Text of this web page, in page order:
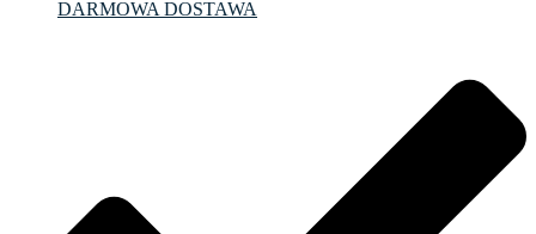
DARMOWA DOSTAWA